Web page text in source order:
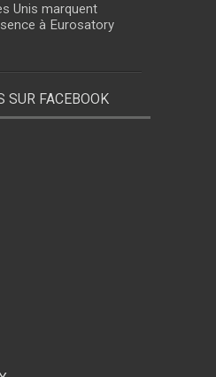
Unis marquent
à Eurosatory
SUR FACEBOOK